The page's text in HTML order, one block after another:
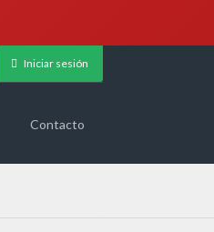
Iniciar sesión
Contacto